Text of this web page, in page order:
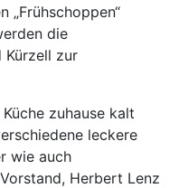
„Frühschoppen“
die
Kürzell zur
zuhause kalt
leckere
wie auch
Herbert Lenz